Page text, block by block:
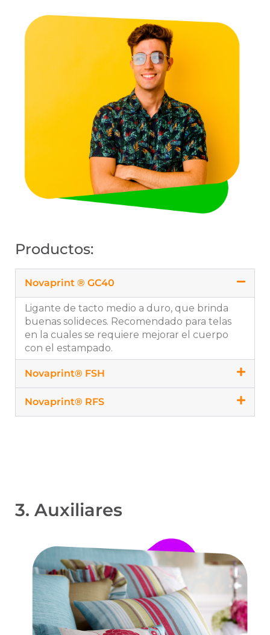
Productos:
Novaprint ® GC40
Ligante de tacto medio a duro, que brinda
buenas solideces. Recomendado para telas
en la cuales se requiere mejorar el cuerpo
con el estampado.
Novaprint® FSH
Novaprint® RFS
3. Auxiliares